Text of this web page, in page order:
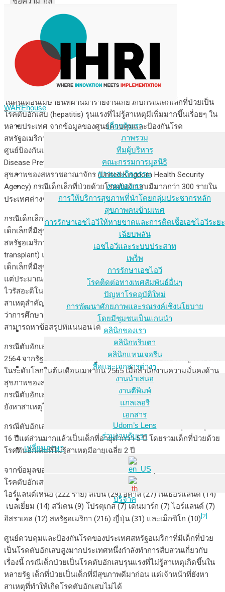
WAREhouse
เกี่ยวกับเรา
ภาพรวม
ทีมผู้บริหาร
คณะกรรมการมูลนิธิ
ข่าวและกิจกรรม
งานของเรา
การให้บริการสุขภาพที่นำโดยกลุ่มประชากรหลัก
สุขภาพคนข้ามเพศ
การรักษาเอชไอวีให้หายขาดและการติดเชื้อเอชไอวีระยะ
เฉียบพลัน
เอชไอวีและระบบประสาท
เพร็พ
การรักษาเอชไอวี
โรคติดต่อทางเพศสัมพันธ์อื่นๆ
ปัญหาโรคอุบัติใหม่
การพัฒนาศักยภาพและรณรงค์เชิงนโยบาย
โดยมีชุมชนเป็นแกนนำ
คลินิกของเรา
คลินิกพริบตา
คลินิกแทนเจอรีน
สื่อและเอกสารต่างๆ
งานนำเสนอ
งานตีพิมพ์
แกลเลอรี
เอกสาร
Udom’s Lens
ร่วมงานกับเรา
เปลี่ยนภาษา
บริจาค
ตับอักเสบในเด็กเล็กที่ไม่รู้สาเหตุ
กรกฎาคม 18, 2022
บทความโดย อุดม ลิขิตวรรณวุฒิ
ในต้นเดือนเมษายนที่ผ่านมารายงานเกี่ยวกับกรณีเด็กเล็กที่ป่วยเป็น
โรคตับอักเสบ (hepatitis) รุนแรงที่ไม่รู้สาเหตุมีเพิ่มมากขึ้นเรื่อยๆ ใน
หลายประเทศ จากข้อมูลของศูนย์ควบคุมและป้องกันโรค
สหรัฐอเมริกา (U.S. Centers for Disease Control and Prevention)
ศูนย์ป้องกันและควบคุมโรคของยุโรป (European Center for
Disease Prevention and Control) และสำนักงานความมั่นคงด้าน
สุขภาพของสหราชอาณาจักร (United Kingdom Health Security
Agency) กรณีเด็กเล็กที่ป่วยด้วยโรคตับอักเสบมีมากกว่า 300 รายใน
ประเทศต่างๆ จำนวนมากกว่ายี่สิบประเทศ[1]
กรณีเด็กเล็กป่วยเป็นโรคตับอักเสบจากสหรัฐอเมริกาส่วนมากเกิดกับ
เด็กเล็กที่มีสุขภาพดีมาก่อน จาก 109 กรณีที่ได้รับรายงานใน
สหรัฐอเมริกา 14% ต้องได้รับการผ่าตัดเพื่อปลูกถ่ายตับ (liver
transplant) และเด็ก 5 คนของเด็กกลุ่มนี้เสียชีวิต กรณีตับอักเสบใน
เด็กเล็กที่มีสุขภาพดีเป็นเรื่องที่ยังไม่รู้สาเหตุแน่นอนว่าเกิดจากอะไร
แต่ประมาณครึ่งหนึ่งของเด็กที่ป่วยได้รับการวินิจฉัยยืนยันว่าติดเชื้อ
ไวรัสอะดิโน (adinovirus) ที่ผู้เชี่ยวชาญจำนวนหนึ่งสงสัยว่าเป็น
สาเหตุสำคัญ แต่ศูนย์ควบคุมและป้องกันโรคของสหรัฐอเมริกาเตือน
ว่าการศึกษาสอบสวนเกี่ยวกับกรณีเหล่านี้ยังอยู่ในช่วงต้นและยังไม่
สามารถหาข้อสรุปที่แน่นอนได้
กรณีตับอักเสบในเด็กเล็กได้รับรายงานเป็นครั้งแรกเมื่อเดือนตุลาคม
2564 จากรัฐอาลาบามา สหรัฐอเมริกา และกลายเป็นข่าวที่ถูกรายงาน
ในระดับโลกในต้นเดือนเมษายน 2565 เมื่อสำนักงานความมั่นคงด้าน
สุขภาพของสหราชอาณาจักรเตือนให้โลกรู้ว่าสหราชอาณาจักรเจอ
กรณีตับอักเสบในเด็กอายุน้อยมากที่เป็นเรื่องที่ไม่คาดคิดมาก่อนและ
ยังหาสาเหตุไม่ได้หลายกรณี
กรณีตับอักเสบในเด็กของสหราชอาณาจักรรวมเด็กที่อายุมากที่สุดคือ
16 ปีแต่ส่วนมากแล้วเป็นเด็กที่อายุต่ำกว่า 5 ปี โดยรวมเด็กที่ป่วยด้วย
โรคตับอักเสบที่ไม่รู้สาเหตุมีอายุเฉลี่ย 2 ปี
จากข้อมูลขององค์การอนามัยโลก ประเทศต่างๆ ที่มีรายงานเกี่ยวกับ
โรคตับอักเสบรุนแรงในเด็กรวมถึงสหราชอาณาจักรและ
ไอร์แลนด์เหนือ (222 ราย) สเปน (29) อิตาลี (27) เนเธอร์แลนด์ (14)
เบลเยี่ยม (14) สวีเดน (9) โปรตุเกส (7) เดนมาร์ก (7) ไอร์แลนด์ (7)
อิสราเอล (12) สหรัฐอเมริกา (216) ญี่ปุ่น (31) และเม็กซิโก (10) [2]
ศูนย์ควบคุมและป้องกันโรคของประเทศสหรัฐอเมริกาที่มีเด็กที่ป่วย
เป็นโรคตับอักเสบสูงมากประเทศหนึ่งกำลังทำการสืบสวนเกี่ยวกับ
เรื่องนี้ กรณีเด็กป่วยเป็นโรคตับอักเสบรุนแรงที่ไม่รู้สาเหตุเกิดขึ้นใน
หลายรัฐ เด็กที่ป่วยเป็นเด็กที่มีสุขภาพดีมาก่อน แต่เจ้าหน้าที่ยังหา
สาเหตุที่ทำให้เกิดโรคตับอักเสบไม่ได้